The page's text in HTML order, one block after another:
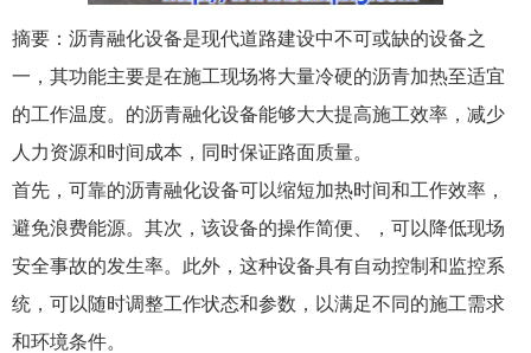
摘要：沥青融化设备是现代道路建设中不可或缺的设备之
一，其功能主要是在施工现场将大量冷硬的沥青加热至适宜
的工作温度。的沥青融化设备能够大大提高施工效率，减少
人力资源和时间成本，同时保证路面质量。
首先，可靠的沥青融化设备可以缩短加热时间和工作效率，
避免浪费能源。其次，该设备的操作简便、，可以降低现场
安全事故的发生率。此外，这种设备具有自动控制和监控系
统，可以随时调整工作状态和参数，以满足不同的施工需求
和环境条件。